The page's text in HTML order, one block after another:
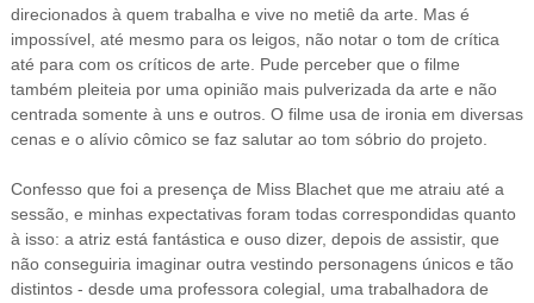
direcionados à quem trabalha e vive no metiê da arte. Mas é
impossível, até mesmo para os leigos, não notar o tom de crítica
até para com os críticos de arte. Pude perceber que o filme
também pleiteia por uma opinião mais pulverizada da arte e não
centrada somente à uns e outros. O filme usa de ironia em diversas
cenas e o alívio cômico se faz salutar ao tom sóbrio do projeto.
Confesso que foi a presença de Miss Blachet que me atraiu até a
sessão, e minhas expectativas foram todas correspondidas quanto
à isso: a atriz está fantástica e ouso dizer, depois de assistir, que
não conseguiria imaginar outra vestindo personagens únicos e tão
distintos - desde uma professora colegial, uma trabalhadora de